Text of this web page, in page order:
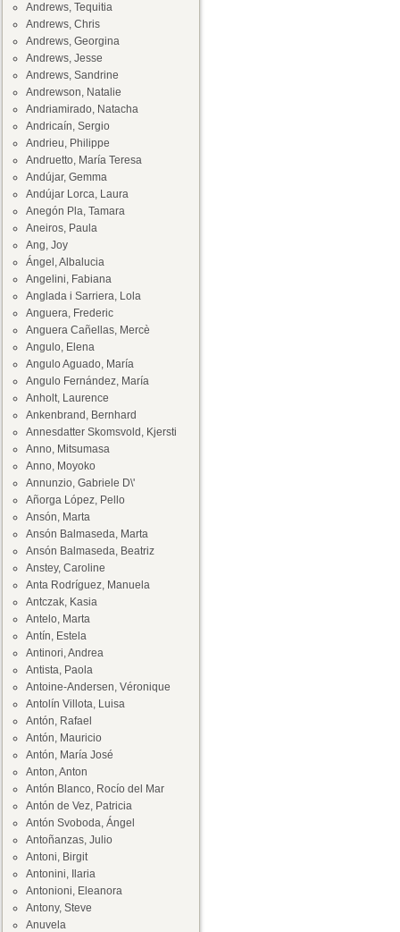
Andrews, Tequitia
Andrews, Chris
Andrews, Georgina
Andrews, Jesse
Andrews, Sandrine
Andrewson, Natalie
Andriamirado, Natacha
Andricaín, Sergio
Andrieu, Philippe
Andruetto, María Teresa
Andújar, Gemma
Andújar Lorca, Laura
Anegón Pla, Tamara
Aneiros, Paula
Ang, Joy
Ángel, Albalucia
Angelini, Fabiana
Anglada i Sarriera, Lola
Anguera, Frederic
Anguera Cañellas, Mercè
Angulo, Elena
Angulo Aguado, María
Angulo Fernández, María
Anholt, Laurence
Ankenbrand, Bernhard
Annesdatter Skomsvold, Kjersti
Anno, Mitsumasa
Anno, Moyoko
Annunzio, Gabriele D\'
Añorga López, Pello
Ansón, Marta
Ansón Balmaseda, Marta
Ansón Balmaseda, Beatriz
Anstey, Caroline
Anta Rodríguez, Manuela
Antczak, Kasia
Antelo, Marta
Antín, Estela
Antinori, Andrea
Antista, Paola
Antoine-Andersen, Véronique
Antolín Villota, Luisa
Antón, Rafael
Antón, Mauricio
Antón, María José
Anton, Anton
Antón Blanco, Rocío del Mar
Antón de Vez, Patricia
Antón Svoboda, Ángel
Antoñanzas, Julio
Antoni, Birgit
Antonini, Ilaria
Antonioni, Eleanora
Antony, Steve
Anuvela